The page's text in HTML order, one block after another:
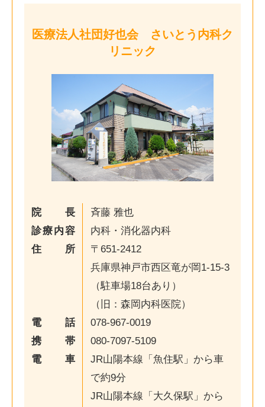
医療法人社団好也会 さいとう内科ク
リニック
院長
斉藤 雅也
診療内容
内科・消化器内科
住所
〒651-2412
兵庫県神戸市西区竜が岡1-15-3
（駐車場18台あり）
（旧：森岡内科医院）
電話
078-967-0019
携帯
080-7097-5109
電車
JR山陽本線「魚住駅」から車
で約9分
JR山陽本線「大久保駅」から